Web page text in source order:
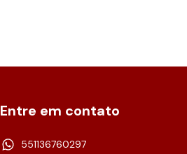
Entre em contato
551136760297